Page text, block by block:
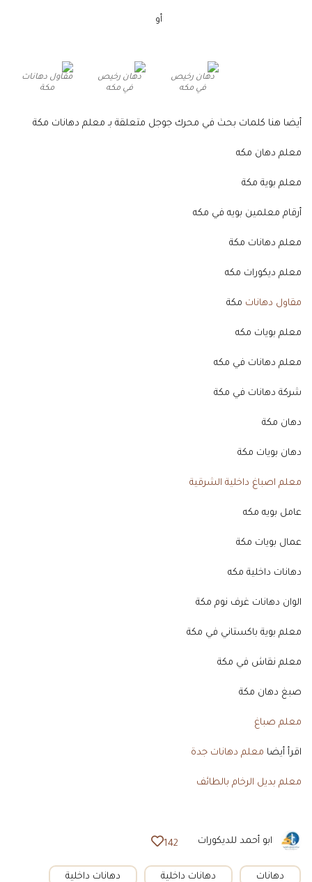
أو
دهان رخيص
في مكه
دهان رخيص
في مكه
مقاول دهانات
مكة
أيضا هنا كلمات بحث في محرك جوجل متعلقة بـ معلم دهانات مكة
معلم دهان مكه
معلم بوية مكة
أرقام معلمين بويه في مكه
معلم دهانات مكة
معلم ديكورات مكه
مقاول دهانات مكة
معلم بويات مكه
معلم دهانات في مكه
شركة دهانات في مكة
دهان مكة
دهان بويات مكة
معلم اصباغ داخلية الشرقية
عامل بويه مكه
عمال بويات مكة
دهانات داخلية مكه
الوان دهانات غرف نوم مكة
معلم بوية باكستاني في مكة
معلم نقاش في مكة
صبغ دهان مكة
معلم صباغ
اقرأ أيضا معلم دهانات جدة
معلم بديل الرخام بالطائف
ابو أحمد للديكورات 142
دهانات دهانات داخلية دهانات داخلية